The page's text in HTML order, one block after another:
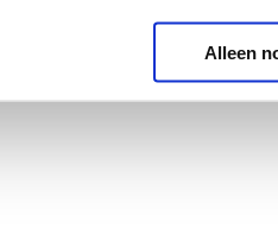
Alleen